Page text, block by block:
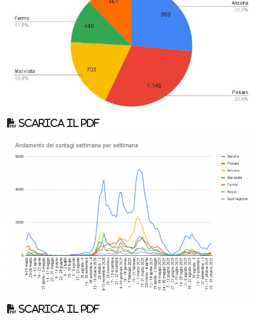
Scarica il pdf
Scarica il pdf